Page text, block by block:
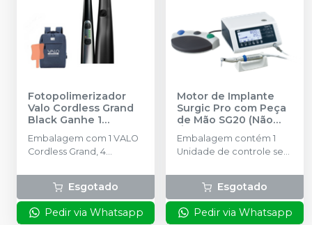
Fotopolimerizador
Valo Cordless Grand
Black Ganhe 1
Mochila e 1 Raquete
ULTRADENT
Embalagem com 1 VALO
Cordless Grand, 4
carregador, 50 barreiras
protetoras, 1 suporte, 1
protetor de luz. Ganhe 1
Mochila(NI00178); 1
Esgotado
Pedir via Whatsapp
Motor de Implante
Surgic Pro com Peça
de Mão SG20 (Não
Óptico)
Embalagem contém 1
Unidade de controle sem
dados; Micromotor
SG70M não óptico Pedal
de controle FC-78; 1
unidade Peça de mão
Esgotado
Pedir via Whatsapp